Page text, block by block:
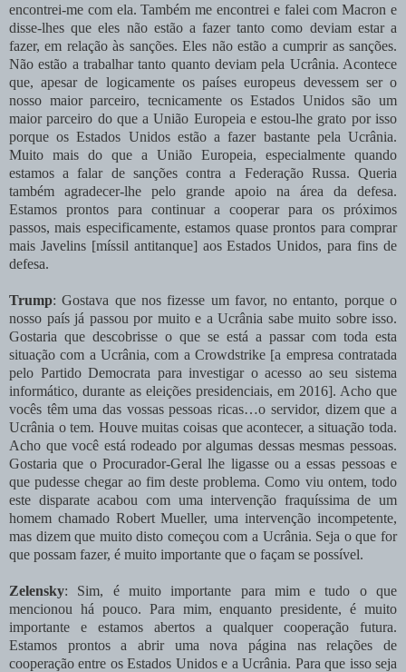
encontrei-me com ela. Também me encontrei e falei com Macron e
disse-lhes que eles não estão a fazer tanto como deviam estar a
fazer, em relação às sanções. Eles não estão a cumprir as sanções.
Não estão a trabalhar tanto quanto deviam pela Ucrânia. Acontece
que, apesar de logicamente os países europeus devessem ser o
nosso maior parceiro, tecnicamente os Estados Unidos são um
maior parceiro do que a União Europeia e estou-lhe grato por isso
porque os Estados Unidos estão a fazer bastante pela Ucrânia.
Muito mais do que a União Europeia, especialmente quando
estamos a falar de sanções contra a Federação Russa. Queria
também agradecer-lhe pelo grande apoio na área da defesa.
Estamos prontos para continuar a cooperar para os próximos
passos, mais especificamente, estamos quase prontos para comprar
mais Javelins [míssil antitanque] aos Estados Unidos, para fins de
defesa.
Trump: Gostava que nos fizesse um favor, no entanto, porque o
nosso país já passou por muito e a Ucrânia sabe muito sobre isso.
Gostaria que descobrisse o que se está a passar com toda esta
situação com a Ucrânia, com a Crowdstrike [a empresa contratada
pelo Partido Democrata para investigar o acesso ao seu sistema
informático, durante as eleições presidenciais, em 2016]. Acho que
vocês têm uma das vossas pessoas ricas…o servidor, dizem que a
Ucrânia o tem. Houve muitas coisas que acontecer, a situação toda.
Acho que você está rodeado por algumas dessas mesmas pessoas.
Gostaria que o Procurador-Geral lhe ligasse ou a essas pessoas e
que pudesse chegar ao fim deste problema. Como viu ontem, todo
este disparate acabou com uma intervenção fraquíssima de um
homem chamado Robert Mueller, uma intervenção incompetente,
mas dizem que muito disto começou com a Ucrânia. Seja o que for
que possam fazer, é muito importante que o façam se possível.
Zelensky: Sim, é muito importante para mim e tudo o que
mencionou há pouco. Para mim, enquanto presidente, é muito
importante e estamos abertos a qualquer cooperação futura.
Estamos prontos a abrir uma nova página nas relações de
cooperação entre os Estados Unidos e a Ucrânia. Para que isso seja